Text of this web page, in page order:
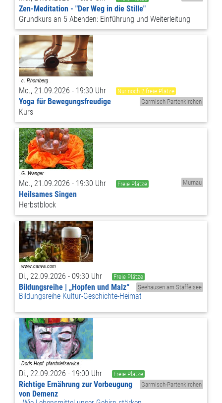
Zen-Meditation - "Der Weg in die Stille"
Grundkurs an 5 Abenden: Einführung und Weiterleitung
Mo., 21.09.2026 - 19:30 Uhr
Nur noch 2 freie Plätze
Garmisch-Partenkirchen
Yoga für Bewegungsfreudige
Kurs
Mo., 21.09.2026 - 19:30 Uhr Freie Plätze Murnau
Heilsames Singen
Herbstblock
Di., 22.09.2026 - 09:30 Uhr
Freie Plätze
Seehausen am Staffelsee
Bildungsreihe | „Hopfen und Malz“
Bildungsreihe Kultur-Geschichte-Heimat
Di., 22.09.2026 - 19:00 Uhr
Freie Plätze
Garmisch-Partenkirchen
Richtige Ernährung zur Vorbeugung
von Demenz